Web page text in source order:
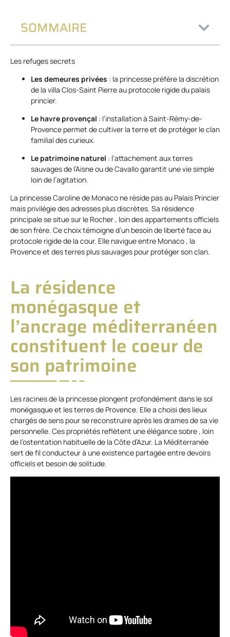
SOMMAIRE
Les refuges secrets
Les demeures privées : la princesse préfère la discrétion
de la villa Clos-Saint Pierre au protocole rigide du palais
princier.
Le havre provençal : l’installation à Saint-Rémy-de-
Provence permet de cultiver la terre et de protéger le clan
familial des curieux.
Le patrimoine naturel : l’attachement aux terres
sauvages de l’Aisne ou de Cavallo garantit une vie simple
loin de l’agitation.
La princesse Caroline de Monaco ne réside pas au Palais Princier
mais privilégie des adresses plus discrètes. Sa résidence
principale se situe sur le Rocher , loin des appartements officiels
de son frère. Ce choix témoigne d’un besoin de liberté face au
protocole rigide de la cour. Elle navigue entre Monaco , la
Provence et des terres plus sauvages pour protéger son clan.
La résidence
monégasque et
l’ancrage méditerranéen
constituent le coeur de
son patrimoine
Les racines de la princesse plongent profondément dans le sol
monégasque et les terres de Provence. Elle a choisi des lieux
chargés de sens pour se reconstruire après les drames de sa vie
personnelle. Ces propriétés reflètent une élégance sobre , loin
de l’ostentation habituelle de la Côte d’Azur. La Méditerranée
sert de fil conducteur à une existence partagée entre devoirs
officiels et besoin de solitude.